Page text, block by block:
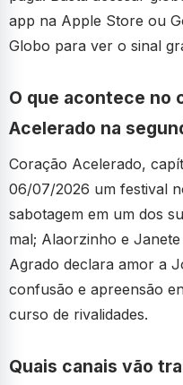
app na Apple Store ou
Globo para ver o sinal
O que acontece no
Acelerado na
Coração Acelerado,
06/07/2026 um festival
sabotagem em um dos
mal; Alaorzinho e
Agrado declara amor a
confusão e apreensão
curso de rivalidades.
Quais canais vão